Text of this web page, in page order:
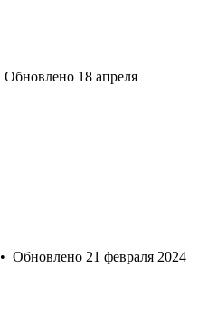
Обновлено 18 апреля
• Обновлено 21 февраля 2024